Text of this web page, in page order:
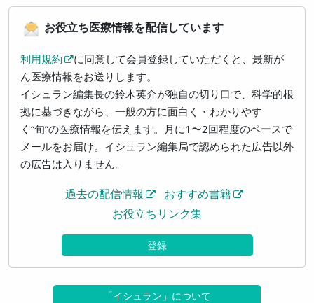
お役立ち医療情報を配信しています
利用規約
に同意して会員登録していただくと、最新が
ん医療情報をお送りします。
イシュラン編集長の鈴木英介が独自の切り口で、科学的根
拠に基づきながら、一般の方に面白く・わかりやす
く“旬”の医療情報を伝えます。月に1〜2回程度のペースで
メールをお届け。イシュラン編集局で認められた広告以外
の広告は入りません。
過去の配信情報
おすすめ書籍
お役立ちリンク集
登録
「イシュラン」について